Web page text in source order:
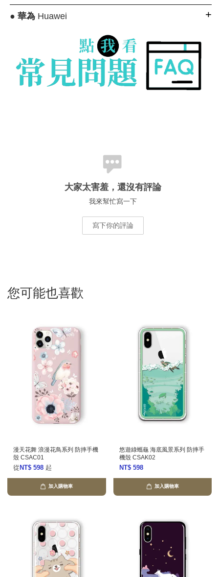
● 華為Huawei
大家太害羞，還沒有評論
我來幫忙寫一下
寫下你的評論
您可能也喜歡
漫天花舞 浪漫花鳥系列 防摔手機
殼 CSAC01
從 NT$ 598 起
加入購物車
悠遊綠蠵龜 海底風景系列 防摔手
機殼 CSAK02
NT$ 598
加入購物車